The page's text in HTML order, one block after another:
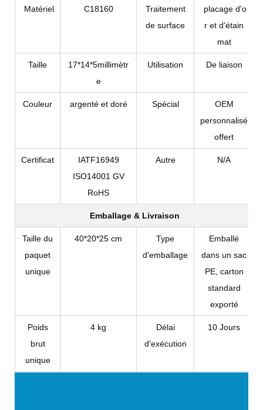
Matériel C18160
Traitement
de surface
placage d'o
r et d'étain
mat
Taille
17*14*5millimètr
e
Utilisation De liaison
Couleur argenté et doré Spécial
OEM
personnalisé
offert
Certificat
IATF16949
ISO14001 GV
RoHS
Autre N/A
Emballage & Livraison
Taille du
paquet
unique
40*20*25 cm
Type
d'emballage
Emballé
dans un sac
PE, carton
standard
exporté
Poids
brut
unique
4 kg
Délai
d'exécution
10 Jours